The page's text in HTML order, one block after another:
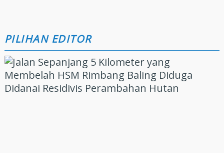
PILIHAN EDITOR